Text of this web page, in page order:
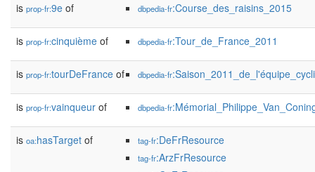
is prop-fr:9e of dbpedia-fr:Course_des_raisins_2015
is prop-fr:cinquième of dbpedia-fr:Tour_de_France_2011
is prop-fr:tourDeFrance of dbpedia-fr
is prop-fr:vainqueur of dbpedia-fr
is oa:hasTarget of tag-fr:DeFrResource
tag-fr:ArzFrResource